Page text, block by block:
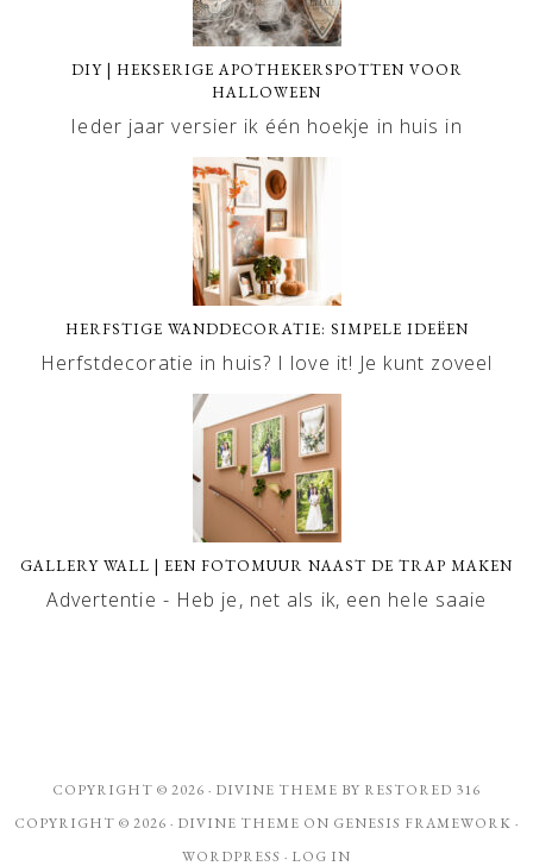
DIY | HEKSERIGE APOTHEKERSPOTTEN VOOR
HALLOWEEN
Ieder jaar versier ik één hoekje in huis in
HERFSTIGE WANDDECORATIE: SIMPELE IDEËEN
Herfstdecoratie in huis? I love it! Je kunt zoveel
GALLERY WALL | EEN FOTOMUUR NAAST DE TRAP MAKEN
Advertentie - Heb je, net als ik, een hele saaie
COPYRIGHT © 2026 · DIVINE THEME BY RESTORED 316
COPYRIGHT © 2026 · DIVINE THEME ON GENESIS FRAMEWORK ·
WORDPRESS · LOG IN